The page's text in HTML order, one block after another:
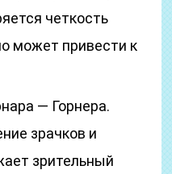
четкость
может привести к
— Горнера.
зрачков и
зрительный